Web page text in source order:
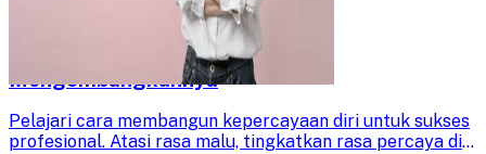
Menjadi Percaya Diri dan Cara
Mengembangkannya
Pelajari cara membangun kepercayaan diri untuk sukses
profesional. Atasi rasa malu, tingkatkan rasa percaya diri,